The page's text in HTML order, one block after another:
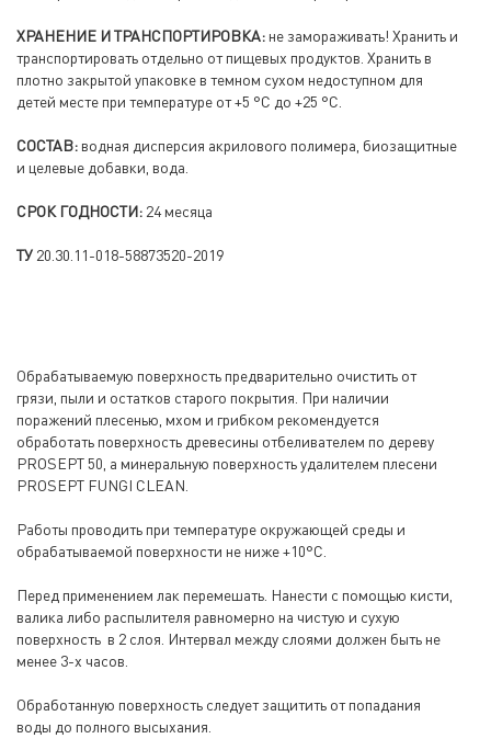
ХРАНЕНИЕ И ТРАНСПОРТИРОВКА: не замораживать! Хранить и
транспортировать отдельно от пищевых продуктов. Хранить в
плотно закрытой упаковке в темном сухом недоступном для
детей месте при температуре от +5 °С до +25 °С.
СОСТАВ: водная дисперсия акрилового полимера, биозащитные
и целевые добавки, вода.
СРОК ГОДНОСТИ: 24 месяца
ТУ 20.30.11-018-58873520-2019
Обрабатываемую поверхность предварительно очистить от
грязи, пыли и остатков старого покрытия. При наличии
поражений плесенью, мхом и грибком рекомендуется
обработать поверхность древесины отбеливателем по дереву
PROSEPT 50, а минеральную поверхность удалителем плесени
PROSEPT FUNGI CLEAN.
Работы проводить при температуре окружающей среды и
обрабатываемой поверхности не ниже +10°С.
Перед применением лак перемешать. Нанести с помощью кисти,
валика либо распылителя равномерно на чистую и сухую
поверхность в 2 слоя. Интервал между слоями должен быть не
менее 3-х часов.
Обработанную поверхность следует защитить от попадания
воды до полного высыхания.